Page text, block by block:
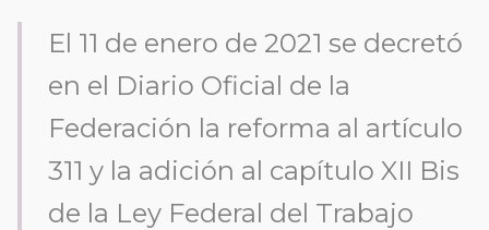
El 11 de enero de 2021 se decretó
en el Diario Oficial de la
Federación la reforma al artículo
311 y la adición al capítulo XII Bis
de la Ley Federal del Trabajo